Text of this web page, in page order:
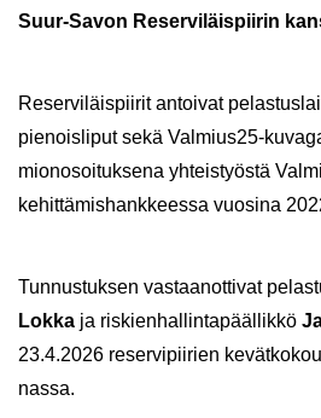
Suur-​Savon Re­ser­vi­läis­pii­rin
Re­ser­vi­läis­pii­rit an­toi­vat
pie­nois­li­put sekä Val­mius25-​
mio­no­soi­tuk­se­na yh­teis­työs­tä
kehittämishankkeessa vuo­si­na
Tun­nus­tuk­sen vas­taa­not­ti­vat
Lokka ja ris­kien­hal­lin­ta­pääl­lik­kö
23.4.2026 re­ser­vi­pii­rien
nas­sa.